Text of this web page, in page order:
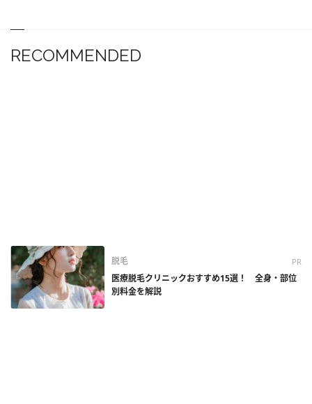
RECOMMENDED
脱毛 PR
医療脱毛クリニックおすすめ15選！ 全身・部位
別料金を解説